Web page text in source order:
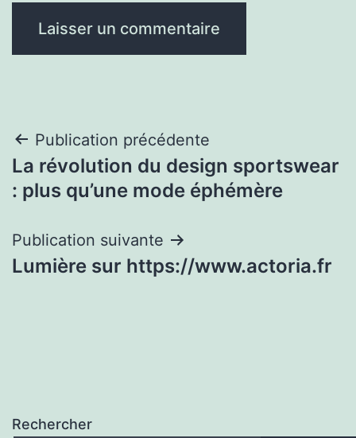
Navigation
de
Publication précédente
La révolution du design sportswear
: plus qu’une mode éphémère
Publication suivante
Lumière sur https://www.actoria.fr
Rechercher